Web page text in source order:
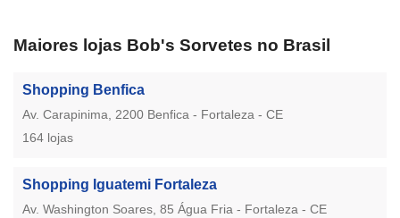
Maiores lojas Bob's Sorvetes no Brasil
Shopping Benfica
Av. Carapinima, 2200 Benfica - Fortaleza - CE
164 lojas
Shopping Iguatemi Fortaleza
Av. Washington Soares, 85 Água Fria - Fortaleza - CE